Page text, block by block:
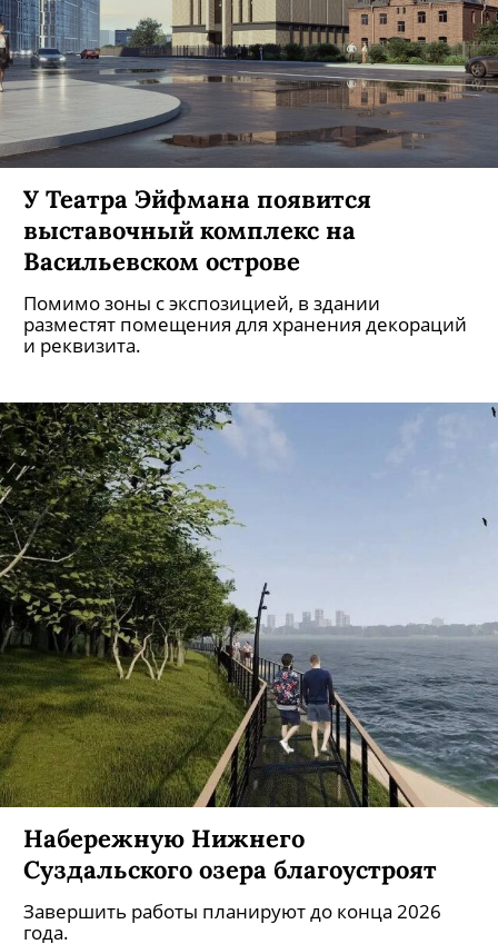
У Театра Эйфмана появится
выставочный комплекс на
Васильевском острове
Помимо зоны с экспозицией, в здании
разместят помещения для хранения декораций
и реквизита.
Набережную Нижнего
Суздальского озера благоустроят
Завершить работы планируют до конца 2026
года.